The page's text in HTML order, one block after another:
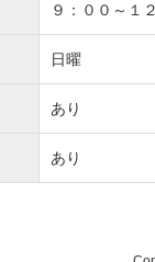
９：００～１
日曜
あり
あり